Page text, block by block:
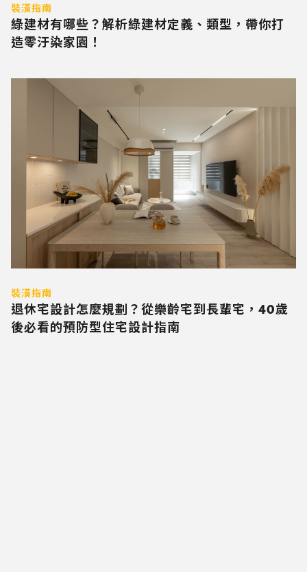
裝潢指南
綠建材有哪些？解析綠建材定義、類型，帶你打
造零汙染家園！
裝潢指南
退休宅設計怎麼規劃？從樂齡宅到長輩宅，40歲
後必看的預防型住宅設計指南